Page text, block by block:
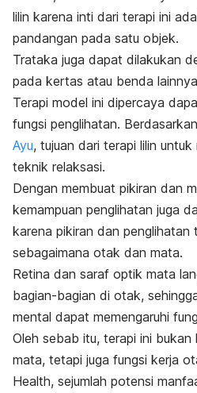
lilin karena inti dari terapi ini
pandangan pada satu objek.
Trataka juga dapat dilakukan
pada kertas atau benda
Terapi model ini dipercaya
fungsi penglihatan.
Ayu, tujuan dari terapi lilin
teknik relaksasi.
Dengan membuat pikiran dan
kemampuan penglihatan juga
karena pikiran dan penglihatan
sebagaimana otak dan mata.
Retina dan saraf optik mata
bagian-bagian di otak,
mental dapat memengaruhi
Oleh sebab itu, terapi ini
mata, tetapi juga fungsi kerja
Health, sejumlah potensi